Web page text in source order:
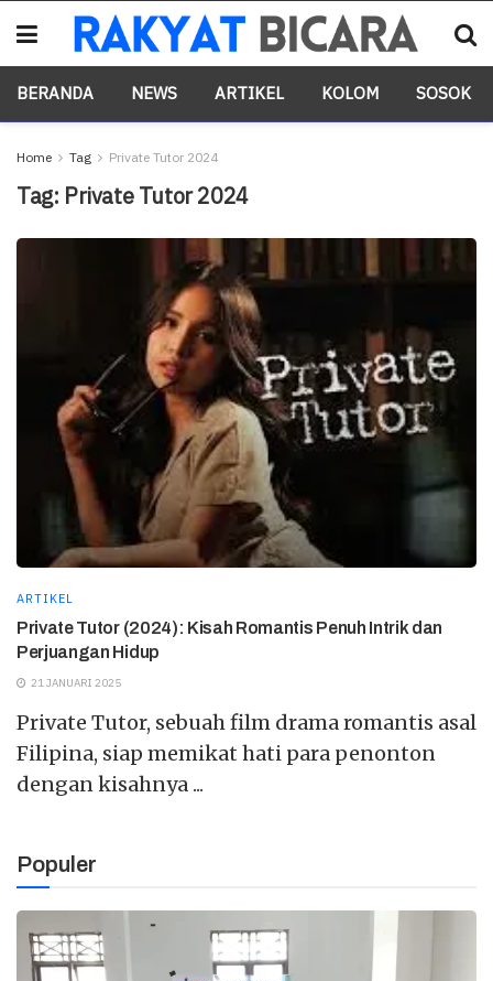
BERANDA NEWS ARTIKEL KOLOM SOSOK
Home Tag Private Tutor 2024
Tag: Private Tutor 2024
ARTIKEL
Private Tutor (2024): Kisah Romantis Penuh Intrik dan
Perjuangan Hidup
21 JANUARI 2025
Private Tutor, sebuah film drama romantis asal
Filipina, siap memikat hati para penonton
dengan kisahnya ...
Populer